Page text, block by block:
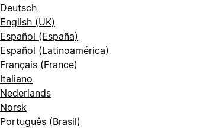
Deutsch
English (UK)
Español (España)
Español (Latinoamérica)
Français (France)
Italiano
Nederlands
Norsk
Português (Brasil)